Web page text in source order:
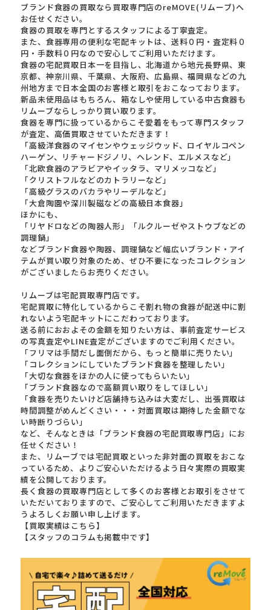
ブランド食器の買取なら買取専門店のreMOVE(リムーブ)へ
お任せください。
食器の買取を専門とするスタッフによる丁寧査定。
また、食器専用の便利な宅配キットは、送料０円・査定料０
円・手数料０円なので安心してご利用いただけます。
食器の宅配買取日本一を目指し、北海道から地元長野県、東
京都、神奈川県、千葉県、大阪府、広島県、福岡県などの九
州地方まで日本全国のお客様と取引をおこなっております。
新品未使用品はもちろん、箱なしや使用している中古食器も
リムーブならしっかり買い取ります。
食器を専門に扱っているからこそ愛着をもって専門スタッフ
が査定、高価買取させていただきます！
「高級洋食器のマイセンやウェッジウッド、ロイヤルコペン
ハーゲン、リチャードジノリ、ヘレンド、エルメスなど」
「北欧食器のアラビアやイッタラ、マリメッコなど」
「クリストフルなどのカトラリーなど」
「高級グラスのバカラやリーデルなど」
「大倉陶園や深川製磁などの高級日本食器」
ほかにも、
「リヤドロなどの陶器人形」「ルクルーゼやストウブなどの
調理鍋」
などブランド食器や陶器、調理鍋など幅広いブランド・アイ
テムが買い取り対象のため、ぜひ不要になったコレクション
がございましたらお売りください。
リムーブは宅配買取専門店です。
宅配買取に特化しているからこそ割れ物の食器が配送中に割
れないよう宅配キットにこだわっております。
送る前におおよその金額を知りたい方は、事前査定サービス
の写真査定やLINE査定がございますのでご利用ください。
「フリマは手間だし面倒だから、もっと簡単に売りたい」
「コレクションにしていたブランド食器を整理したい」
「大切な食器をほかの人に使ってもらいたい」
「ブランド食器なので高額買い取りをしてほしい」
「食器を売りたいけど店舗持ち込みは大変だし、出張買取は
時間調整がめんどくさい・・・対面買取は期待した金額でな
い時断りづらい」
など、そんなときは「ブランド食器の宅配買取専門店」にお
任せください！
また、リムーブでは宅配買取といった非対面の買取をおこな
っているため、よりご安心いただけるよう日々実際の買取実
績を公開しております。
長く食器の買取専門店として多くのお客様とお取引をさせて
いただいておりますので、ご安心してご利用いただきますよ
うよろしくお願い申し上げます。
【買取実績はこちら】
【スタッフのコラムも掲載中です】